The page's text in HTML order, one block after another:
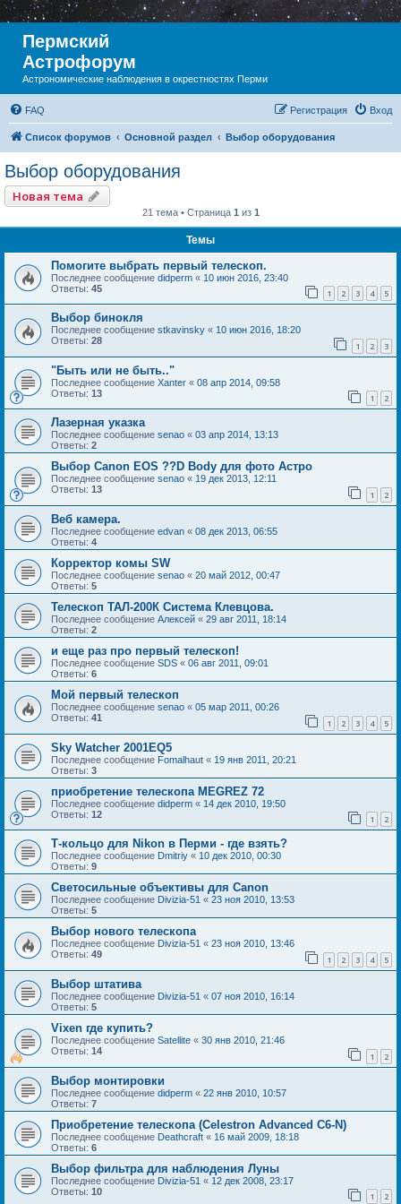
Пермский
Астрофорум
Астрономические наблюдения в окрестностях Перми
FAQ Вход
Регистрация
Список форумов Основной раздел Выбор оборудования
Выбор оборудования
Новая тема
21 тема • Страница 1 из 1
Темы
Помогите выбрать первый телескоп.
Последнее сообщение didperm « 10 июн 2016, 23:40
Ответы: 45 1 2 3 4 5
Выбор бинокля
Последнее сообщение stkavinsky « 10 июн 2016, 18:20
Ответы: 28 1 2 3
"Быть или не быть.."
Последнее сообщение Xanter « 08 апр 2014, 09:58
Ответы: 13 1 2
Лазерная указка
Последнее сообщение senao « 03 апр 2014, 13:13
Ответы: 2
Выбор Canon EOS ??D Body для фото Астро
Последнее сообщение senao « 19 дек 2013, 12:11
Ответы: 13 1 2
Веб камера.
Последнее сообщение edvan « 08 дек 2013, 06:55
Ответы: 4
Корректор комы SW
Последнее сообщение senao « 20 май 2012, 00:47
Ответы: 5
Телескоп ТАЛ-200К Система Клевцова.
Последнее сообщение Алексей « 29 авг 2011, 18:14
Ответы: 2
и еще раз про первый телескоп!
Последнее сообщение SDS « 06 авг 2011, 09:01
Ответы: 6
Мой первый телескоп
Последнее сообщение senao « 05 мар 2011, 00:26
Ответы: 41 1 2 3 4 5
Sky Watcher 2001EQ5
Последнее сообщение Fomalhaut « 19 янв 2011, 20:21
Ответы: 3
приобретение телескопа MEGREZ 72
Последнее сообщение didperm « 14 дек 2010, 19:50
Ответы: 12 1 2
Т-кольцо для Nikon в Перми - где взять?
Последнее сообщение Dmitriy « 10 дек 2010, 00:30
Ответы: 9
Cветосильные объективы для Canon
Последнее сообщение Divizia-51 « 23 ноя 2010, 13:53
Ответы: 5
Выбор нового телескопа
Последнее сообщение Divizia-51 « 23 ноя 2010, 13:46
Ответы: 49 1 2 3 4 5
Выбор штатива
Последнее сообщение Divizia-51 « 07 ноя 2010, 16:14
Ответы: 5
Vixen где купить?
Последнее сообщение Satellite « 30 янв 2010, 21:46
Ответы: 14 1 2
Выбор монтировки
Последнее сообщение didperm « 22 янв 2010, 10:57
Ответы: 7
Приобретение телескопа (Celestron Advanced C6-N)
Последнее сообщение Deathcraft « 16 май 2009, 18:18
Ответы: 6
Выбор фильтра для наблюдения Луны
Последнее сообщение Divizia-51 « 12 дек 2008, 23:17
Ответы: 10 1 2